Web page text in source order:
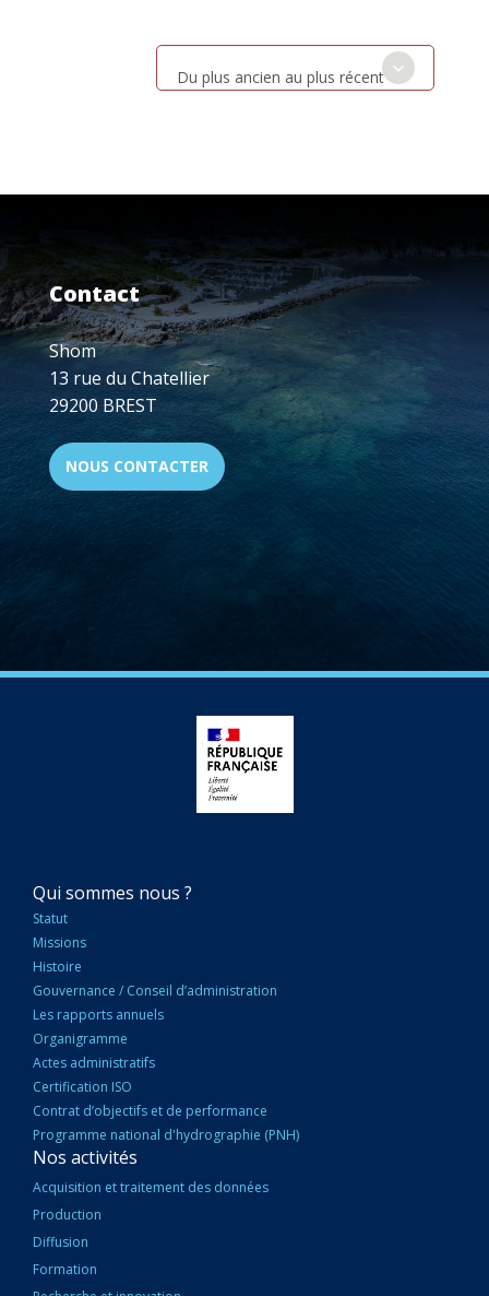
Du plus ancien au plus récent
Contact
Shom
13 rue du Chatellier
29200 BREST
NOUS CONTACTER
NAVIGATION
PRINCIPALE
Qui sommes nous ?
Statut
Missions
Histoire
Gouvernance / Conseil d’administration
Les rapports annuels
Organigramme
Actes administratifs
Certification ISO
Contrat d’objectifs et de performance
Programme national d'hydrographie (PNH)
Nos activités
Acquisition et traitement des données
Production
Diffusion
Formation